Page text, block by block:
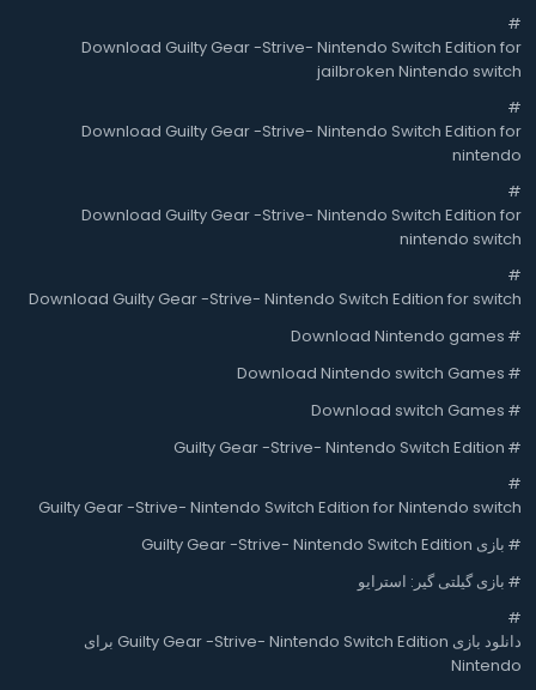
#
Download Guilty Gear -Strive- Nintendo Switch Edition for
jailbroken Nintendo switch
#
Download Guilty Gear -Strive- Nintendo Switch Edition for
nintendo
#
Download Guilty Gear -Strive- Nintendo Switch Edition for
nintendo switch
#
Download Guilty Gear -Strive- Nintendo Switch Edition for switch
#
Download Nintendo games
#
Download Nintendo switch Games
#
Download switch Games
#
Guilty Gear -Strive- Nintendo Switch Edition
#
Guilty Gear -Strive- Nintendo Switch Edition for Nintendo switch
# بازی Guilty Gear -Strive- Nintendo Switch Edition
# بازی گیلتی گیر: استرایو
#
دانلود بازی Guilty Gear -Strive- Nintendo Switch Edition برای
Nintendo